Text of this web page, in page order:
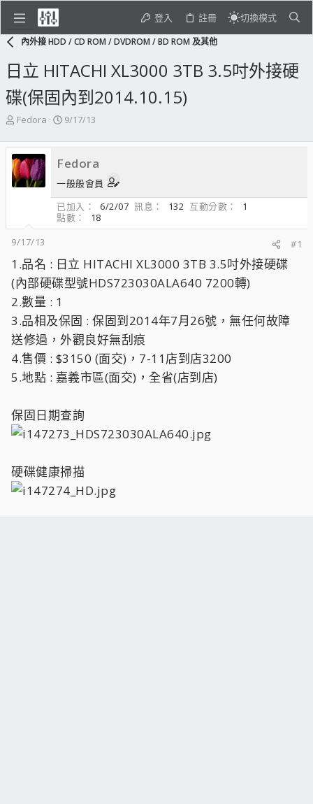
登入 註冊 切換模式
內外接 HDD / CD ROM / DVDROM / BD ROM 及其他
日立 HITACHI XL3000 3TB 3.5吋外接硬
碟(保固內到2014.10.15)
主
發
起
人
Fedora
開
日
期
9/17/13
Fedora
一般般會員
已加入
6/2/07 訊息 132 互動分數
1
點數
18
9/17/13
#1
1.品名 : 日立 HITACHI XL3000 3TB 3.5吋外接硬碟
(內部硬碟型號HDS723030ALA640 7200轉)
2.數量 : 1
3.品相及保固 : 保固到2014年7月26號，無任何故障
送修過，外觀良好無刮痕
4.售價 : $3150 (面交)，7-11店到店3200
5.地點 : 嘉義市區(面交)，全省(店到店)
保固日期查詢
硬碟健康掃描